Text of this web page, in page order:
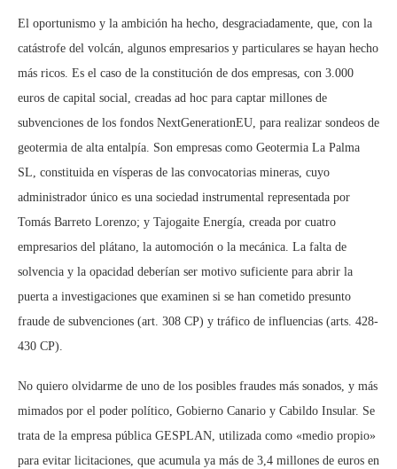
El oportunismo y la ambición ha hecho, desgraciadamente, que, con la
catástrofe del volcán, algunos empresarios y particulares se hayan hecho
más ricos. Es el caso de la constitución de dos empresas, con 3.000
euros de capital social, creadas ad hoc para captar millones de
subvenciones de los fondos NextGenerationEU, para realizar sondeos de
geotermia de alta entalpía. Son empresas como Geotermia La Palma
SL, constituida en vísperas de las convocatorias mineras, cuyo
administrador único es una sociedad instrumental representada por
Tomás Barreto Lorenzo; y Tajogaite Energía, creada por cuatro
empresarios del plátano, la automoción o la mecánica. La falta de
solvencia y la opacidad deberían ser motivo suficiente para abrir la
puerta a investigaciones que examinen si se han cometido presunto
fraude de subvenciones (art. 308 CP) y tráfico de influencias (arts. 428-
430 CP).
No quiero olvidarme de uno de los posibles fraudes más sonados, y más
mimados por el poder político, Gobierno Canario y Cabildo Insular. Se
trata de la empresa pública GESPLAN, utilizada como «medio propio»
para evitar licitaciones, que acumula ya más de 3,4 millones de euros en